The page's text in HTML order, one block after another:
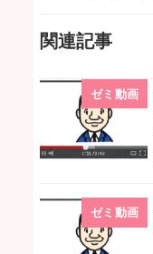
関連記事
ゼミ動画
ゼミ動画